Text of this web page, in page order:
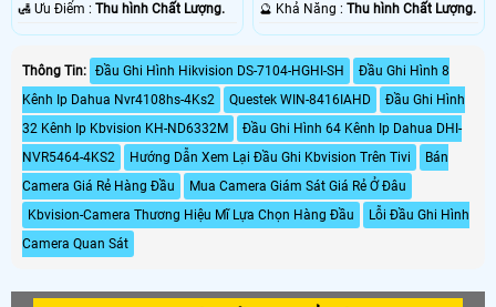
️🛃 Ưu Điểm : Thu hình Chất Lượng.
️🔮 Khả Năng :Thu hình Chất Lượng.
Thông Tin: Đầu Ghi Hình Hikvision DS-7104-HGHI-SH
Đầu Ghi Hình 8
Kênh Ip Dahua Nvr4108hs-4Ks2
Questek WIN-8416IAHD
Đầu Ghi Hình
32 Kênh Ip Kbvision KH-ND6332M
Đầu Ghi Hình 64 Kênh Ip Dahua DHI-
NVR5464-4KS2
Hướng Dẫn Xem Lại Đầu Ghi Kbvision Trên Tivi
Bán
Camera Giá Rẻ Hàng Đầu
Mua Camera Giám Sát Giá Rẻ Ở Đâu
Kbvision-Camera Thương Hiệu Mĩ Lựa Chọn Hàng Đầu
Lỗi Đầu Ghi Hình
Camera Quan Sát